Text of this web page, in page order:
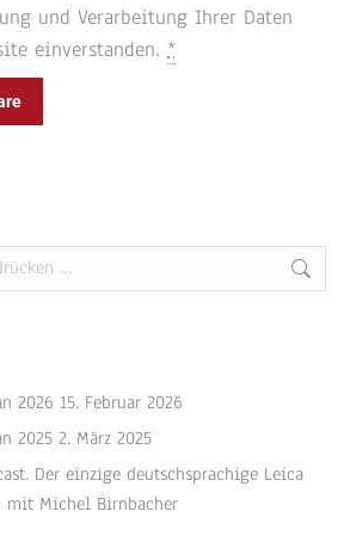
und Verarbeitung Ihrer Daten
einverstanden. *
2026 15. Februar 2026
2025 2. März 2025
Der einzige deutschsprachige Leica
mit Michel Birnbacher